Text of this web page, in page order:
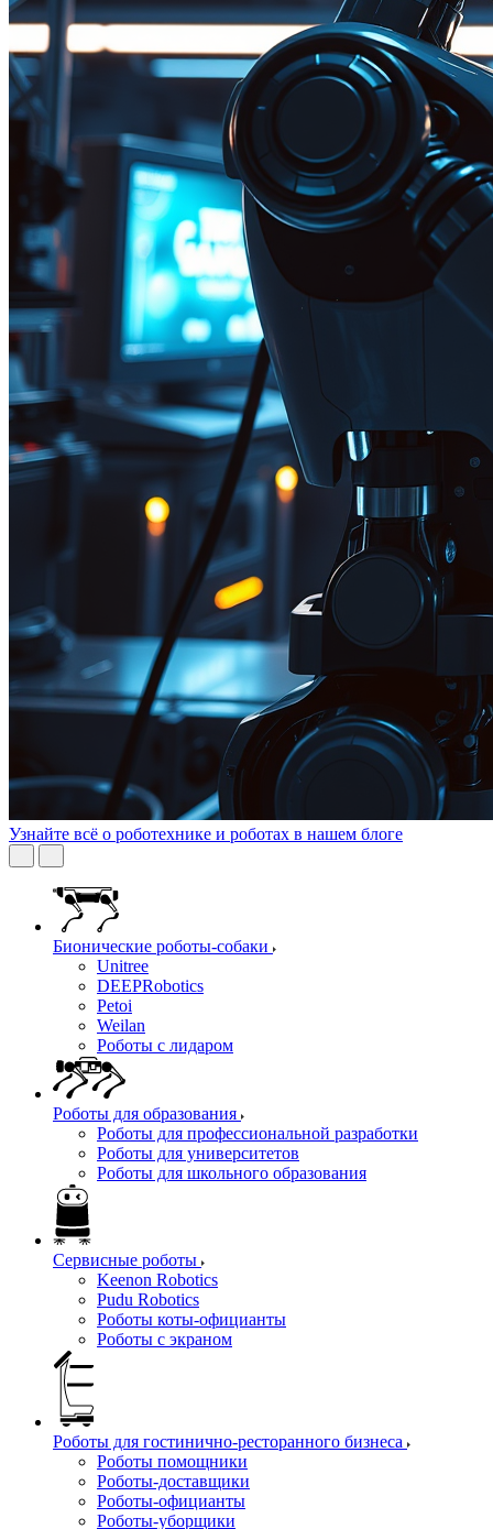
Узнайте всё о роботехнике и роботах в нашем блоге
Бионические роботы-собаки
Unitree
DEEPRobotics
Petoi
Weilan
Роботы с лидаром
Роботы для образования
Роботы для профессиональной разработки
Роботы для университетов
Роботы для школьного образования
Сервисные роботы
Keenon Robotics
Pudu Robotics
Роботы коты-официанты
Роботы с экраном
Роботы для гостинично-ресторанного бизнеса
Роботы помощники
Роботы-доставщики
Роботы-официанты
Роботы-уборщики